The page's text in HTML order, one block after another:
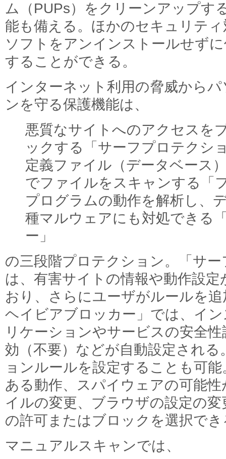
ム（PUPs）をクリーンアップす
能も備える。ほかのセキュリティ
ソフトをアンインストールせず
することができる。
インターネット利用の脅威からパ
ンを守る保護機能は、
悪質なサイトへのアクセスを
ックする「サーフプロテクシ
定義ファイル（データベース
でファイルをスキャンする「
プログラムの動作を解析し、
種マルウェアにも対処できる
ー」
の三段階プロテクション。「サ
は、有害サイトの情報や動作設
おり、さらにユーザがルールを
ヘイビアブロッカー」では、イ
リケーションやサービスの安全
効（不要）などが自動設定され
ョンルールを設定することも可
ある動作、スパイウェアの可能
イルの変更、ブラウザの設定の
の許可またはブロックを選択でき
マニュアルスキャンでは、